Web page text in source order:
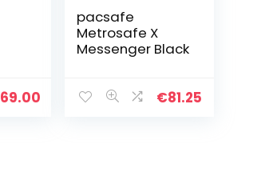
69.00
pacsafe
Metrosafe X
Messenger Black
€81.25